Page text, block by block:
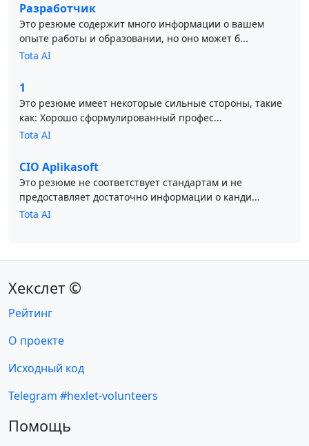
Разработчик
Это резюме содержит много информации о вашем
опыте работы и образовании, но оно может б...
Tota AI
1
Это резюме имеет некоторые сильные стороны, такие
как: Хорошо сформулированный профес...
Tota AI
CIO Aplikasoft
Это резюме не соответствует стандартам и не
предоставляет достаточно информации о канди...
Tota AI
Хекслет ©
Рейтинг
О проекте
Исходный код
Telegram #hexlet-volunteers
Помощь